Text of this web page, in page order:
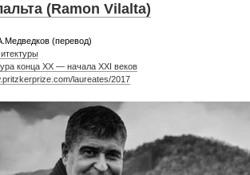
(Ramon Vilalta)
(перевод)
конца XX — начала XXI веков
laureates/2017